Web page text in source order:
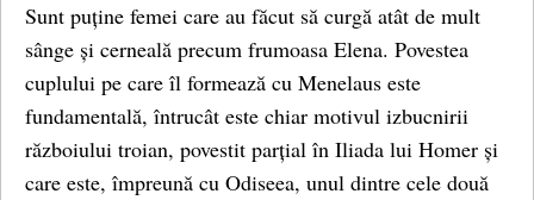
Sunt puține femei care au făcut să curgă atât de mult
sânge și cerneală precum frumoasa Elena. Povestea
cuplului pe care îl formează cu Menelaus este
fundamentală, întrucât este chiar motivul izbucnirii
războiului troian, povestit parțial în Iliada lui Homer și
care este, împreună cu Odiseea, unul dintre cele două